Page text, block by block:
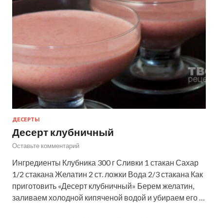
ДЕСЕРТЫ
Десерт клубничный
Оставьте комментарий
Ингредиенты Клубника 300 г Сливки 1 стакан Сахар
1/2 стакана Желатин 2 ст. ложки Вода 2/3 стакана Как
приготовить «Десерт клубничный» Берем желатин,
заливаем холодной кипяченой водой и убираем его …